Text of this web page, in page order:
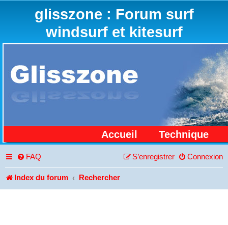
glisszone : Forum surf
windsurf et kitesurf
Accueil Technique
FAQ Connexion
S’enregistrer
Index du forum Rechercher